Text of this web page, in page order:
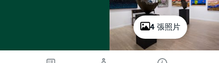
4 張照片